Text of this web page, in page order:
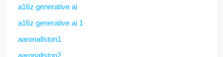
a16z generative ai
a16z generative ai 1
aaronallston1
aaronallston2